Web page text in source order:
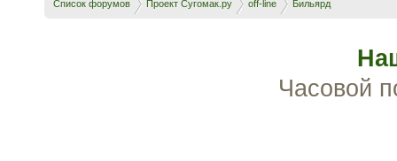
Список форумов Проект Сугомак.ру off-line Бильярд
Часовой